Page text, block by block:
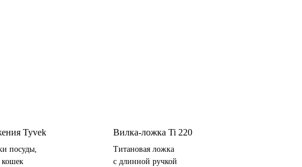
Tyvek
посуды,
кошек
Вилка-ложка Ti 220
Титановая ложка
с длинной ручкой